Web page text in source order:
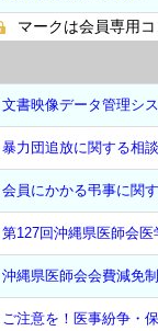
マークは会員専用
文書映像データ管理シ
暴力団追放に関する相
会員にかかる弔事に関
第127回沖縄県医師会
沖縄県医師会会費減免
ご注意を！医事紛争・